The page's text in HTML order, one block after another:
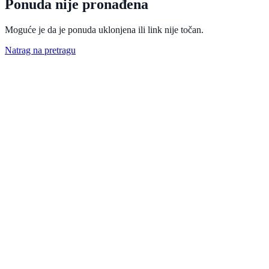
Ponuda nije pronađena
Moguće je da je ponuda uklonjena ili link nije točan.
Natrag na pretragu